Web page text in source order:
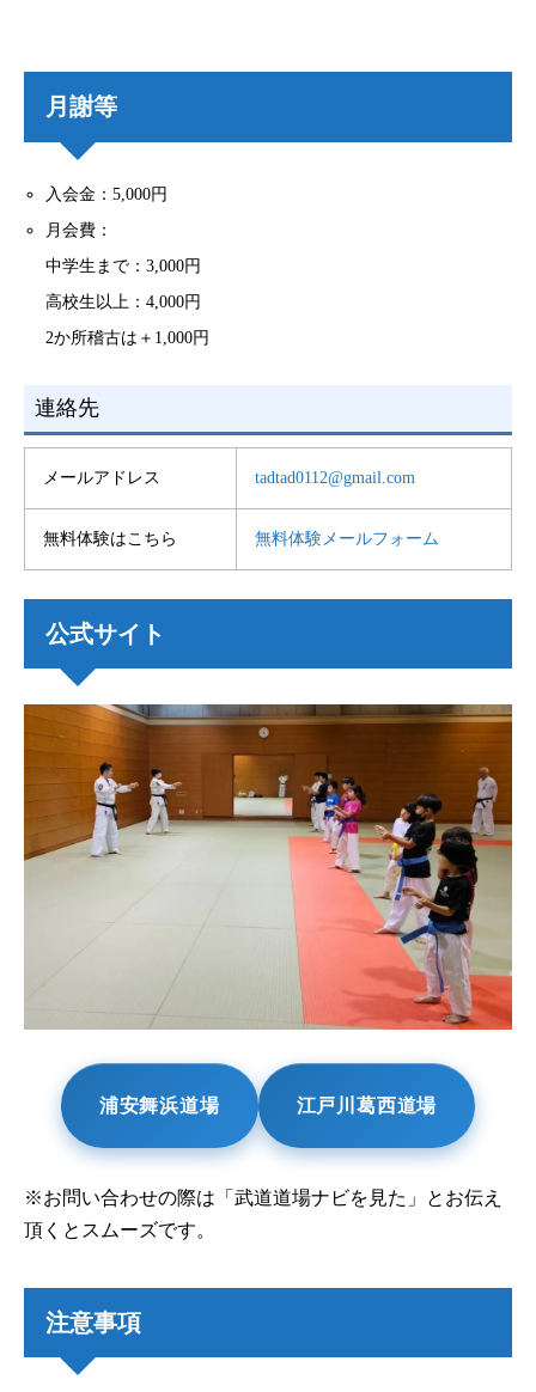
月謝等
入会金：5,000円
月会費：
中学生まで：3,000円
高校生以上：4,000円
2か所稽古は＋1,000円
連絡先
メールアドレス tadtad0112@gmail.com
無料体験はこちら 無料体験メールフォーム
公式サイト
浦安舞浜道場 江戸川葛西道場
※お問い合わせの際は「武道道場ナビを見た」とお伝え
頂くとスムーズです。
注意事項